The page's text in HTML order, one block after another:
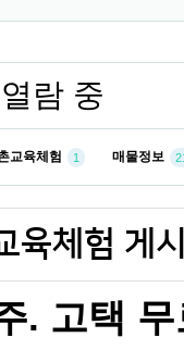
람 중
교육체험 1 매물정보
육체험 게
. 고택 무